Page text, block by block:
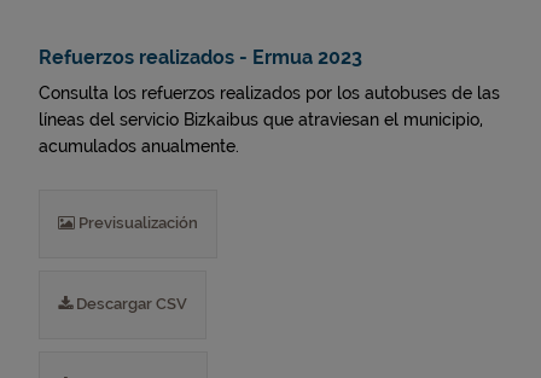
Refuerzos realizados - Ermua 2023
Consulta los refuerzos realizados por los autobuses de las
líneas del servicio Bizkaibus que atraviesan el municipio,
acumulados anualmente.
Previsualización
Descargar CSV